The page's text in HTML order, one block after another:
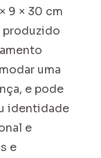
9 × 30 cm
produzido
uma
e pode
identidade
e
e